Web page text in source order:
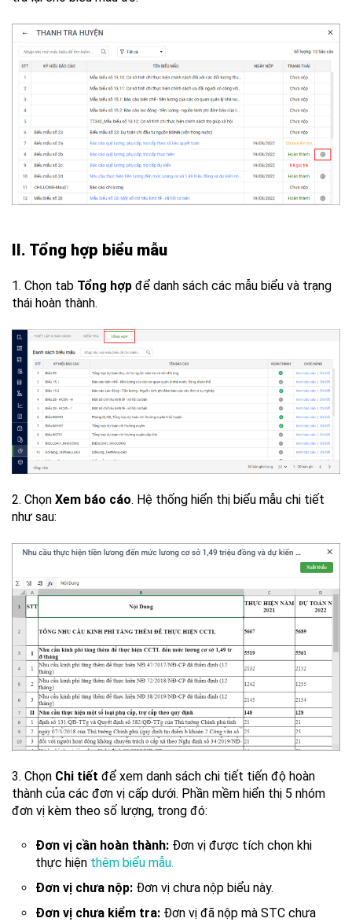
II. Tổng hợp biểu mẫu
1. Chọn tab Tổng hợp để danh sách các mẫu biểu và trạng
thái hoàn thành.
2. Chọn Xem báo cáo. Hệ thống hiển thị biểu mẫu chi tiết
như sau:
3. Chọn Chi tiết để xem danh sách chi tiết tiến độ hoàn
thành của các đơn vị cấp dưới. Phần mềm hiển thị 5 nhóm
đơn vị kèm theo số lượng, trong đó:
Đơn vị cần hoàn thành: Đơn vị được tích chọn khi
thực hiện thêm biểu mẫu.
Đơn vị chưa nộp: Đơn vị chưa nộp biểu này.
Đơn vị chưa kiểm tra: Đơn vị đã nộp mà STC chưa